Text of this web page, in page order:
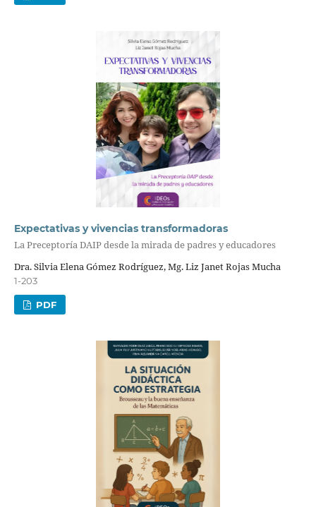
Expectativas y vivencias transformadoras
La Preceptoría DAIP desde la mirada de padres y educadores
Dra. Silvia Elena Gómez Rodríguez, Mg. Liz Janet Rojas Mucha
1-203
PDF